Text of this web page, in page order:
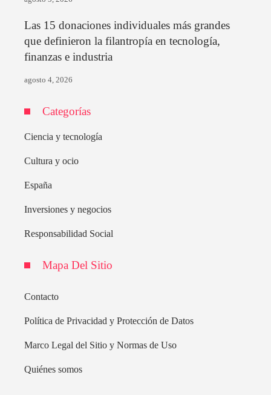
Las 15 donaciones individuales más grandes
que definieron la filantropía en tecnología,
finanzas e industria
agosto 4, 2026
Categorías
Ciencia y tecnología
Cultura y ocio
España
Inversiones y negocios
Responsabilidad Social
Mapa Del Sitio
Contacto
Política de Privacidad y Protección de Datos
Marco Legal del Sitio y Normas de Uso
Quiénes somos